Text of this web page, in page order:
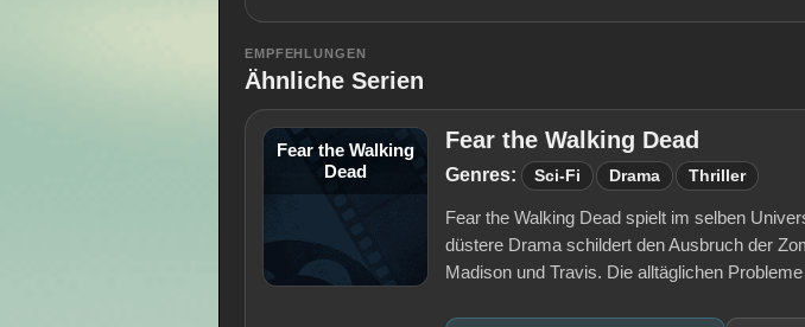
EMPFEHLUNGEN
Ähnliche Serien
Fear the Walking
Dead
Fear the Walking Dead
Genres: Sci-Fi Drama Thriller
Fear the Walking Dead spielt im selben
düstere Drama schildert den Ausbruch der
Madison und Travis. Die alltäglichen